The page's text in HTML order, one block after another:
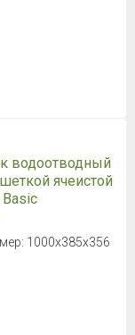
водоотводный
ячеистой
1000х385х356